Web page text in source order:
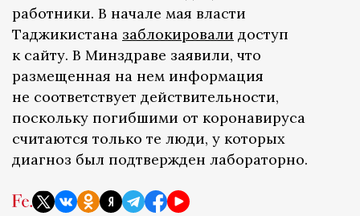
работники. В начале мая власти
Таджикистана заблокировали доступ
к сайту. В Минздраве заявили, что
размещенная на нем информация
не соответствует действительности,
поскольку погибшими от коронавируса
считаются только те люди, у которых
диагноз был подтвержден лабораторно.